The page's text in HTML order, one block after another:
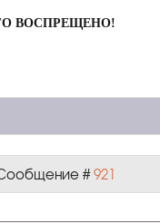
ВОСПРЕЩЕНО!
Сообщение #921